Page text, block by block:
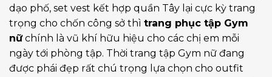
dạo phố, set vest kết hợp quần Tây lại cực kỳ trang
trọng cho chốn công sở thì trang phục tập Gym
nữchính là vũ khí hữu hiệu cho các chị em mỗi
ngày tới phòng tập. Thời trang tập Gym nữ đang
được phái đẹp rất chú trọng lựa chọn cho outfit